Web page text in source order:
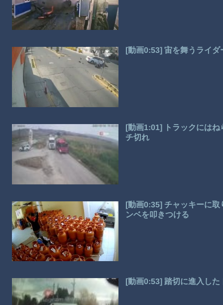
[動画0:53] 宙を舞うライ
[動画1:01] トラックには
チ切れ
[動画0:35] チャッキーに
ンベを叩きつける
[動画0:53] 踏切に進入し